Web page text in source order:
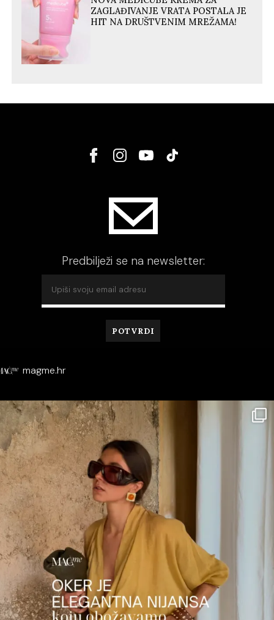
ZAGLAĐIVANJE VRATA POSTALA JE
HIT NA DRUŠTVENIM MREŽAMA!
Predbilježi se na newsletter:
magme.hr